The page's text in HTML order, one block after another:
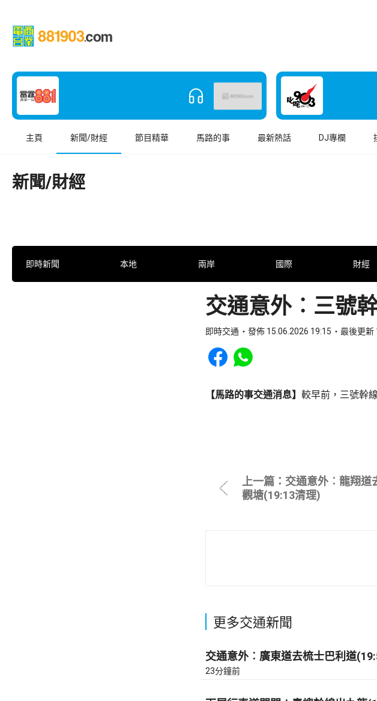
主頁 新聞/財經 節目精華 馬路的事 最新熱話 DJ專欄
新聞/財經
即時新聞 本地 兩岸 國際 財經
交通意外︰三號
即時交通 發佈 15.06.2026 19:15 最後更新
Share to Facebook
Share to WhatsApp
【馬路的事交通消息】 較早前，三號幹
上一篇：交通意外︰龍翔道
觀塘(19:13清理)
更多交通新聞
交通意外︰廣東道去梳士巴利道
23分鐘前